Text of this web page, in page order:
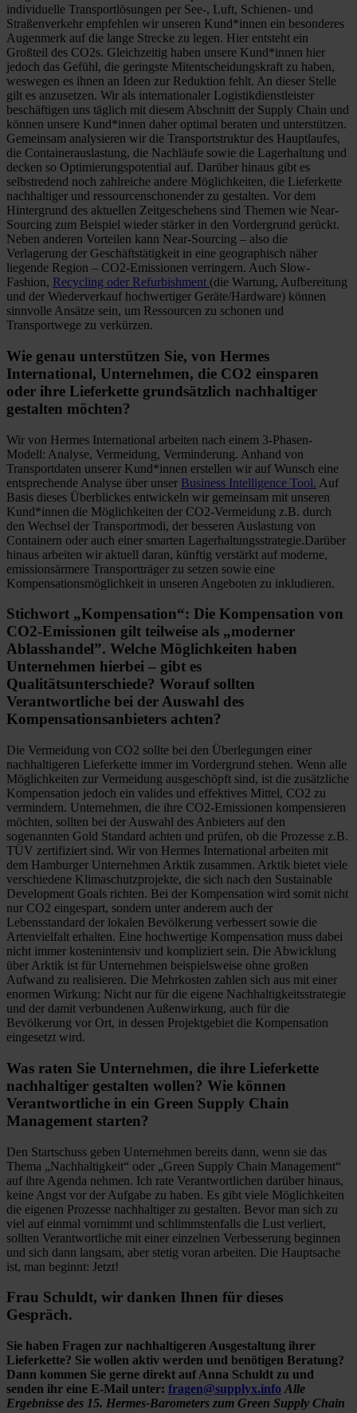
individuelle Transportlösungen per See-, Luft, Schienen- und
Straßenverkehr empfehlen wir unseren Kund*innen ein besonderes
Augenmerk auf die lange Strecke zu legen. Hier entsteht ein
Großteil des CO2s. Gleichzeitig haben unsere Kund*innen hier
jedoch das Gefühl, die geringste Mitentscheidungskraft zu haben,
weswegen es ihnen an Ideen zur Reduktion fehlt. An dieser Stelle
gilt es anzusetzen. Wir als internationaler Logistikdienstleister
beschäftigen uns täglich mit diesem Abschnitt der Supply Chain und
können unsere Kund*innen daher optimal beraten und unterstützen.
Gemeinsam analysieren wir die Transportstruktur des Hauptlaufes,
die Containerauslastung, die Nachläufe sowie die Lagerhaltung und
decken so Optimierungspotential auf. Darüber hinaus gibt es
selbstredend noch zahlreiche andere Möglichkeiten, die Lieferkette
nachhaltiger und ressourcenschonender zu gestalten. Vor dem
Hintergrund des aktuellen Zeitgeschehens sind Themen wie Near-
Sourcing zum Beispiel wieder stärker in den Vordergrund gerückt.
Neben anderen Vorteilen kann Near-Sourcing – also die
Verlagerung der Geschäftstätigkeit in eine geographisch näher
liegende Region – CO2-Emissionen verringern. Auch Slow-
Fashion, Recycling oder Refurbishment (die Wartung, Aufbereitung
und der Wiederverkauf hochwertiger Geräte/Hardware) können
sinnvolle Ansätze sein, um Ressourcen zu schonen und
Transportwege zu verkürzen.
Wie genau unterstützen Sie, von Hermes
International, Unternehmen, die CO2 einsparen
oder ihre Lieferkette grundsätzlich nachhaltiger
gestalten möchten?
Wir von Hermes International arbeiten nach einem 3-Phasen-
Modell: Analyse, Vermeidung, Verminderung. Anhand von
Transportdaten unserer Kund*innen erstellen wir auf Wunsch eine
entsprechende Analyse über unser Business Intelligence Tool. Auf
Basis dieses Überblickes entwickeln wir gemeinsam mit unseren
Kund*innen die Möglichkeiten der CO2-Vermeidung z.B. durch
den Wechsel der Transportmodi, der besseren Auslastung von
Containern oder auch einer smarten Lagerhaltungsstrategie.Darüber
hinaus arbeiten wir aktuell daran, künftig verstärkt auf moderne,
emissionsärmere Transportträger zu setzen sowie eine
Kompensationsmöglichkeit in unseren Angeboten zu inkludieren.
Stichwort „Kompensation“: Die Kompensation von
CO2-Emissionen gilt teilweise als „moderner
Ablasshandel”. Welche Möglichkeiten haben
Unternehmen hierbei – gibt es
Qualitätsunterschiede? Worauf sollten
Verantwortliche bei der Auswahl des
Kompensationsanbieters achten?
Die Vermeidung von CO2 sollte bei den Überlegungen einer
nachhaltigeren Lieferkette immer im Vordergrund stehen. Wenn alle
Möglichkeiten zur Vermeidung ausgeschöpft sind, ist die zusätzliche
Kompensation jedoch ein valides und effektives Mittel, CO2 zu
vermindern. Unternehmen, die ihre CO2-Emissionen kompensieren
möchten, sollten bei der Auswahl des Anbieters auf den
sogenannten Gold Standard achten und prüfen, ob die Prozesse z.B.
TÜV zertifiziert sind. Wir von Hermes International arbeiten mit
dem Hamburger Unternehmen Arktik zusammen. Arktik bietet viele
verschiedene Klimaschutzprojekte, die sich nach den Sustainable
Development Goals richten. Bei der Kompensation wird somit nicht
nur CO2 eingespart, sondern unter anderem auch der
Lebensstandard der lokalen Bevölkerung verbessert sowie die
Artenvielfalt erhalten. Eine hochwertige Kompensation muss dabei
nicht immer kostenintensiv und kompliziert sein. Die Abwicklung
über Arktik ist für Unternehmen beispielsweise ohne großen
Aufwand zu realisieren. Die Mehrkosten zahlen sich aus mit einer
enormen Wirkung: Nicht nur für die eigene Nachhaltigkeitsstrategie
und der damit verbundenen Außenwirkung, auch für die
Bevölkerung vor Ort, in dessen Projektgebiet die Kompensation
eingesetzt wird.
Was raten Sie Unternehmen, die ihre Lieferkette
nachhaltiger gestalten wollen? Wie können
Verantwortliche in ein Green Supply Chain
Management starten?
Den Startschuss geben Unternehmen bereits dann, wenn sie das
Thema „Nachhaltigkeit“ oder „Green Supply Chain Management“
auf ihre Agenda nehmen. Ich rate Verantwortlichen darüber hinaus,
keine Angst vor der Aufgabe zu haben. Es gibt viele Möglichkeiten
die eigenen Prozesse nachhaltiger zu gestalten. Bevor man sich zu
viel auf einmal vornimmt und schlimmstenfalls die Lust verliert,
sollten Verantwortliche mit einer einzelnen Verbesserung beginnen
und sich dann langsam, aber stetig voran arbeiten. Die Hauptsache
ist, man beginnt: Jetzt!
Frau Schuldt, wir danken Ihnen für dieses
Gespräch.
Sie haben Fragen zur nachhaltigeren Ausgestaltung ihrer
Lieferkette? Sie wollen aktiv werden und benötigen Beratung?
Dann kommen Sie gerne direkt auf Anna Schuldt zu und
senden ihr eine E-Mail unter: fragen@supplyx.info Alle
Ergebnisse des 15. Hermes-Barometers zum Green Supply Chain